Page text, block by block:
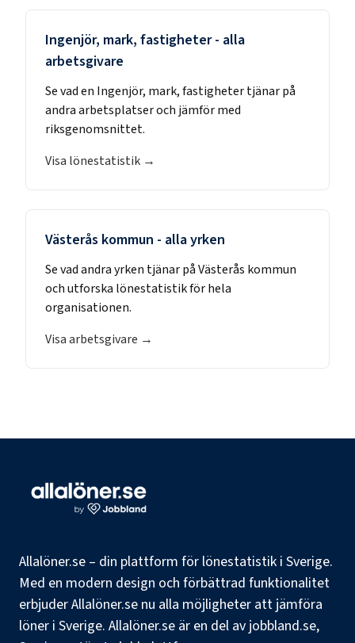
Ingenjör, mark, fastigheter- alla
arbetsgivare
Se vad en Ingenjör, mark, fastighetertjänar på
andra arbetsplatser och jämför med
riksgenomsnittet.
Visa lönestatistik →
Västerås kommun - alla yrken
Se vad andra yrken tjänar påVästerås kommun
och utforska lönestatistik för hela
organisationen.
Visa arbetsgivare →
Allalöner.se – din plattform för lönestatistik i Sverige.
Med en modern design och förbättrad funktionalitet
erbjuder Allalöner.se nu alla möjligheter att jämföra
löner i Sverige. Allalöner.se är en del av jobbland.se,